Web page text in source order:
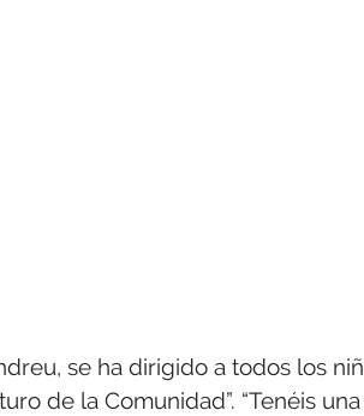
se ha dirigido a todos los
de la Comunidad”. “Tenéis una